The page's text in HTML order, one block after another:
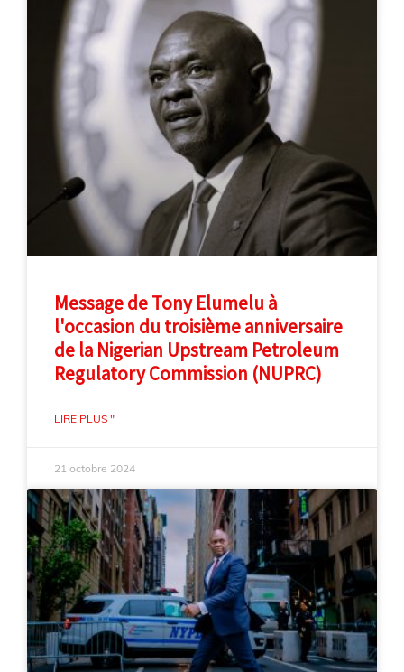
Message de Tony Elumelu à
l'occasion du troisième anniversaire
de la Nigerian Upstream Petroleum
Regulatory Commission (NUPRC)
LIRE PLUS "
21 octobre 2024